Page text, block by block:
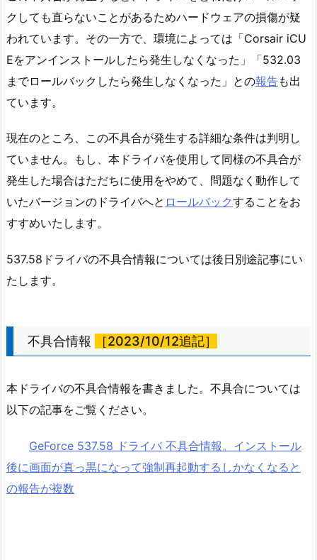
クしても直らないことがあるためハードウェアの損傷が疑
われています。その一方で、環境によっては「Corsair iCU
Eをアンインストールしたら発生しなくなった」「532.03
までロールバックしたら発生しなくなった」との報告も出
ています。
現在のところ、この不具合が発生する詳細な条件は判明し
ていません。もし、本ドライバを使用して同様の不具合が
発生した場合はただちに使用をやめて、問題なく動作して
いたバージョンのドライバへと ロールバックすることをお
すすめいたします。
537.58ドライバの不具合情報については後日別途記事にい
たします。
不具合情報 ［2023/10/12追記］
本ドライバの不具合情報を書きました。不具合については
以下の記事をご覧ください。
GeForce 537.58 ドライバ 不具合情報。インストール
後に画面が真っ黒になって強制再起動するしかなくなると
の報告が複数